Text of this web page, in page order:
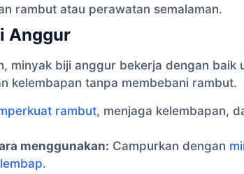
rambut atau perawatan semalaman.
Anggur
minyak biji anggur bekerja dengan baik
kelembapan tanpa membebani rambut.
rambut, menjaga kelembapan,
menggunakan: Campurkan dengan
.